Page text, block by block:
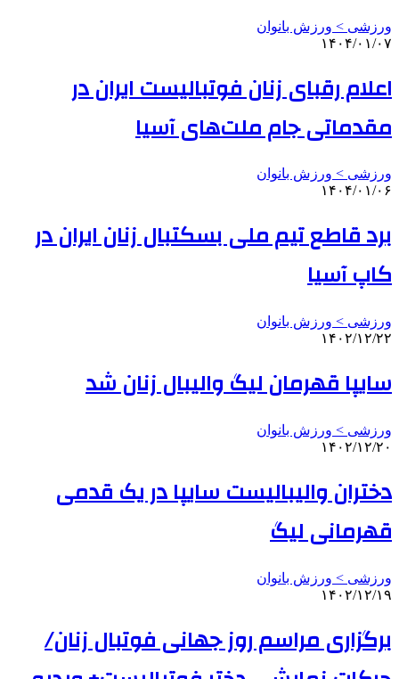
ورزشی > ورزش بانوان
۱۴۰۴/۰۱/۰۷
اعلام رقبای زنان فوتبالیست ایران در
مقدماتی جام ملت‌های آسیا
ورزشی > ورزش بانوان
۱۴۰۴/۰۱/۰۶
برد قاطع تیم ملی بسکتبال زنان ایران در
کاپ آسیا
ورزشی > ورزش بانوان
۱۴۰۲/۱۲/۲۲
سایپا قهرمان لیگ والیبال زنان شد
ورزشی > ورزش بانوان
۱۴۰۲/۱۲/۲۰
دختران والیبالیست سایپا در یک قدمی
قهرمانی لیگ
ورزشی > ورزش بانوان
۱۴۰۲/۱۲/۱۹
برگزاری مراسم روز جهانی فوتبال زنان/